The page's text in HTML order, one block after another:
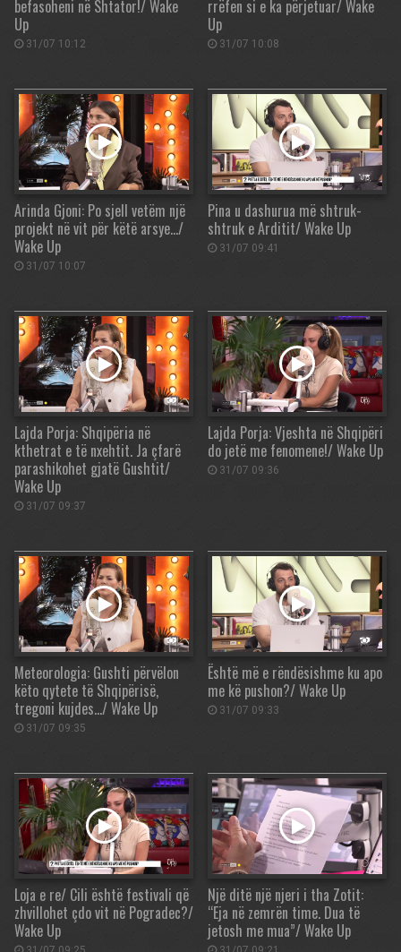
befasoheni në Shtator!/ Wake
Up
31/07 10:12
rrëfen si e ka përjetuar/ Wake
Up
31/07 10:08
Arinda Gjoni: Po sjell vetëm një
projekt në vit për këtë arsye…/
Wake Up
31/07 10:07
Pina u dashurua më shtruk-
shtruk e Arditit/ Wake Up
31/07 09:41
Lajda Porja: Shqipëria në
kthetrat e të nxehtit. Ja çfarë
parashikohet gjatë Gushtit/
Wake Up
31/07 09:37
Lajda Porja: Vjeshta në Shqipëri
do jetë me fenomene!/ Wake Up
31/07 09:36
Meteorologia: Gushti përvëlon
këto qytete të Shqipërisë,
tregoni kujdes…/ Wake Up
31/07 09:35
Është më e rëndësishme ku apo
me kë pushon?/ Wake Up
31/07 09:33
Loja e re/ Cili është festivali që
zhvillohet çdo vit në Pogradec?/
Wake Up
Një ditë një njeri i tha Zotit:
“Eja në zemrën time. Dua të
jetosh me mua”/ Wake Up